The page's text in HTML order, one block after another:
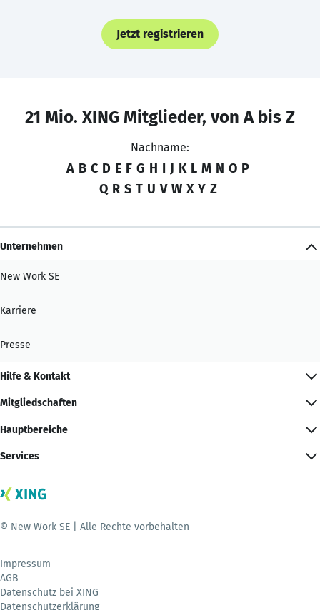
Jetzt registrieren
21 Mio. XING Mitglieder, von A bis Z
Nachname:
A B C D E F G H I J K L M N O P
Q R S T U V W X Y Z
Unternehmen
New Work SE
Karriere
Presse
Hilfe & Kontakt
Mitgliedschaften
Hauptbereiche
Services
© New Work SE | Alle Rechte vorbehalten
Impressum
AGB
Datenschutz bei XING
Datenschutzerklärung